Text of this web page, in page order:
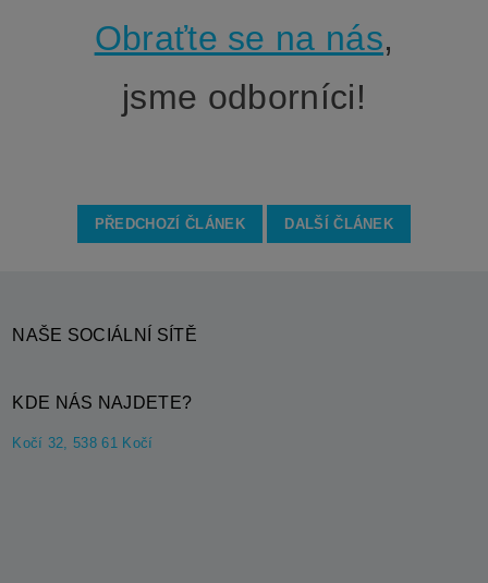
Obraťte se na nás,
jsme odborníci!
PŘEDCHOZÍ ČLÁNEK DALŠÍ ČLÁNEK
NAŠE SOCIÁLNÍ SÍTĚ
KDE NÁS NAJDETE?
Kočí 32, 538 61 Kočí